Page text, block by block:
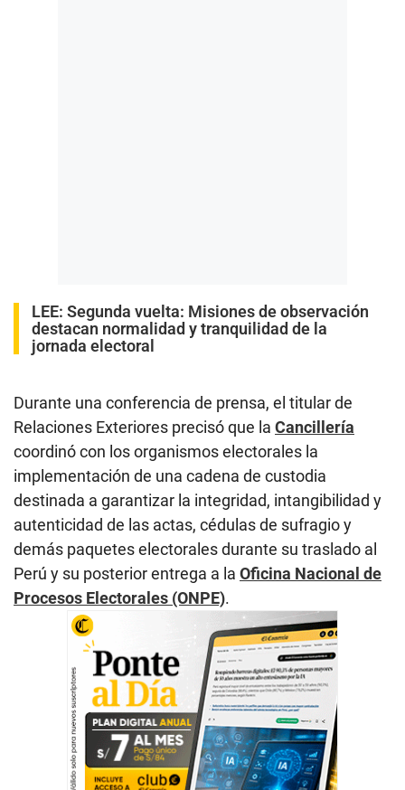
LEE: Segunda vuelta: Misiones de observación
destacan normalidad y tranquilidad de la
jornada electoral
Durante una conferencia de prensa, el titular de
Relaciones Exteriores precisó que la Cancillería
coordinó con los organismos electorales la
implementación de una cadena de custodia
destinada a garantizar la integridad, intangibilidad y
autenticidad de las actas, cédulas de sufragio y
demás paquetes electorales durante su traslado al
Perú y su posterior entrega a la Oficina Nacional de
Procesos Electorales (ONPE).